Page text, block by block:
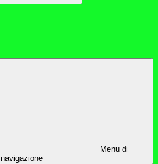
Menu di
navigazione